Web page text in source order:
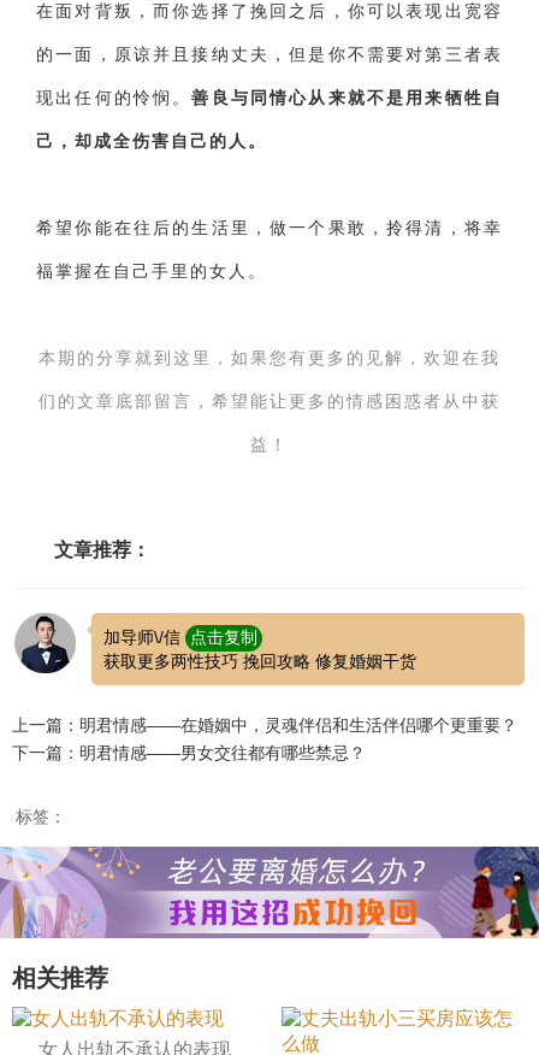
在面对背叛，而你选择了挽回之后，你可以表现出宽容
的一面，原谅并且接纳丈夫，但是你不需要对第三者表
现出任何的怜悯。善良与同情心从来就不是用来牺牲自
己，却成全伤害自己的人。
希望你能在往后的生活里，做一个果敢，拎得清，将幸
福掌握在自己手里的女人。
本期的分享就到这里，如果您有更多的见解，欢迎在我
们的文章底部留言，希望能让更多的情感困惑者从中获
益！
文章推荐：
加导师\/信
点击复制
获取更多两性技巧 挽回攻略 修复婚姻干货
上一篇：明君情感——在婚姻中，灵魂伴侣和生活伴侣哪个更重要？
下一篇：明君情感——男女交往都有哪些禁忌？
标签：
相关推荐
女人出轨不承认的表现